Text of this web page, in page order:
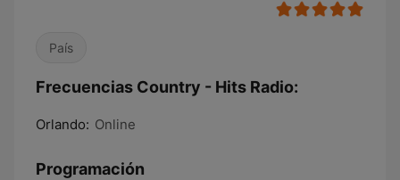
País
Frecuencias Country - Hits Radio:
Orlando: Online
Programación